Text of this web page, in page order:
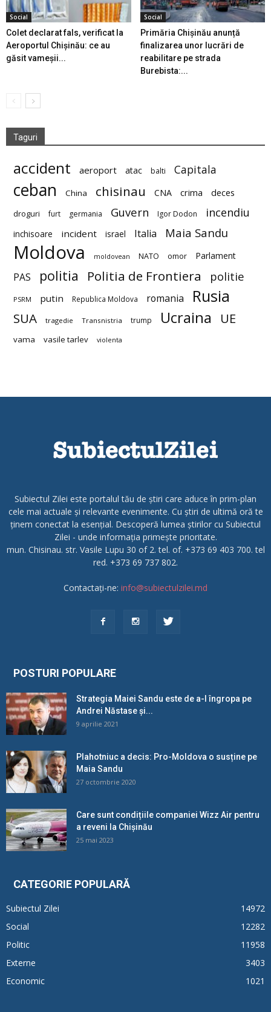
Social
Colet declarat fals, verificat la
Aeroportul Chișinău: ce au
găsit vameșii...
Social
Primăria Chișinău anunță
finalizarea unor lucrări de
reabilitare pe strada
Burebista:...
Taguri
accident aeroport atac balti Capitala
ceban China chisinau CNA crima deces
droguri furt germania Guvern Igor Dodon incendiu
inchisoare incident israel Italia Maia Sandu
Moldova moldovean NATO omor Parlament
PAS politia Politia de Frontiera politie
PSRM putin Republica Moldova romania Rusia
SUA tragedie Transnistria trump Ucraina UE
vama vasile tarlev violenta
Subiectul Zilei este portalul tău de știri care aduce în prim-plan
cele mai actuale și relevante evenimente. Cu știri de ultimă oră te
ținem conectat la esențial. Descoperă lumea știrilor cu Subiectul
Zilei - unde informația primește prioritate.
mun. Chisinau. str. Vasile Lupu 30 of 2. tel. of. +373 69 403 700. tel
red. +373 69 737 802.
Contactați-ne: info@subiectulzilei.md
POSTURI POPULARE
Strategia Maiei Sandu este de a-l îngropa pe
Andrei Năstase și...
9 aprilie 2021
Plahotniuc a decis: Pro-Moldova o susține pe
Maia Sandu
27 octombrie 2020
Care sunt condițiile companiei Wizz Air pentru
a reveni la Chișinău
25 mai 2023
CATEGORIE POPULARĂ
Subiectul Zilei
14972
Social
12282
Politic
11958
Externe
3403
Economic
1021